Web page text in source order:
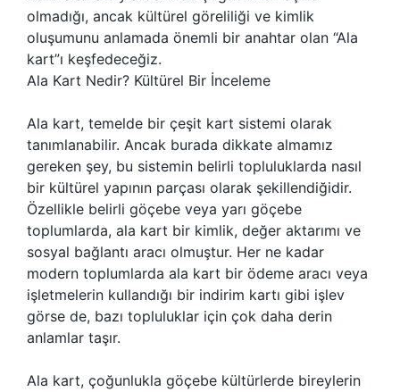
olmadığı, ancak kültürel göreliliği ve kimlik
oluşumunu anlamada önemli bir anahtar olan “Ala
kart”ı keşfedeceğiz.
Ala Kart Nedir? Kültürel Bir İnceleme
Ala kart, temelde bir çeşit kart sistemi olarak
tanımlanabilir. Ancak burada dikkate almamız
gereken şey, bu sistemin belirli topluluklarda nasıl
bir kültürel yapının parçası olarak şekillendiğidir.
Özellikle belirli göçebe veya yarı göçebe
toplumlarda, ala kart bir kimlik, değer aktarımı ve
sosyal bağlantı aracı olmuştur. Her ne kadar
modern toplumlarda ala kart bir ödeme aracı veya
işletmelerin kullandığı bir indirim kartı gibi işlev
görse de, bazı topluluklar için çok daha derin
anlamlar taşır.
Ala kart, çoğunlukla göçebe kültürlerde bireylerin